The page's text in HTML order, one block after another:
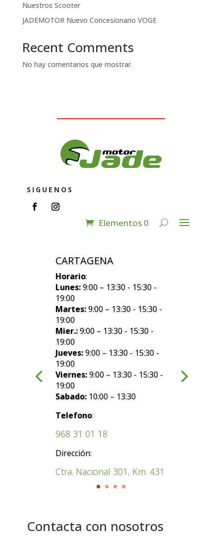
Nuestros Scooter
JADEMOTOR Nuevo Concesionario VOGE
Recent Comments
No hay comentarios que mostrar.
SIGUENOS
Elementos 0
CARTAGENA
Horario:
Lunes:9:00 – 13:30 - 15:30 -
19:00
Martes:9:00 – 13:30 - 15:30 -
19:00
Mier.:9:00 – 13:30 - 15:30 -
19:00
Jueves:9:00 – 13:30 - 15:30 -
19:00
Viernes:9:00 – 13:30 - 15:30 -
19:00
Sabado: 10:00 – 13:30
Telefono:
968 31 01 18
Dirección:
Ctra. Nacional 301, Km. 431
Contacta con nosotros